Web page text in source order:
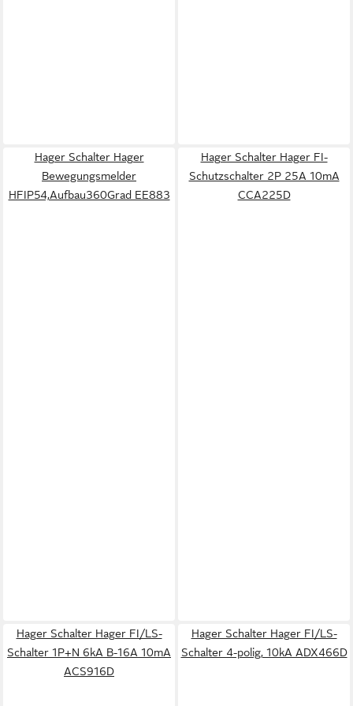
Hager Schalter Hager
Bewegungsmelder
HFIP54,Aufbau360Grad EE883
Hager Schalter Hager FI-
Schutzschalter 2P 25A 10mA
CCA225D
Hager Schalter Hager FI/LS-
Schalter 1P+N 6kA B-16A 10mA
ACS916D
Hager Schalter Hager FI/LS-
Schalter 4-polig, 10kA ADX466D